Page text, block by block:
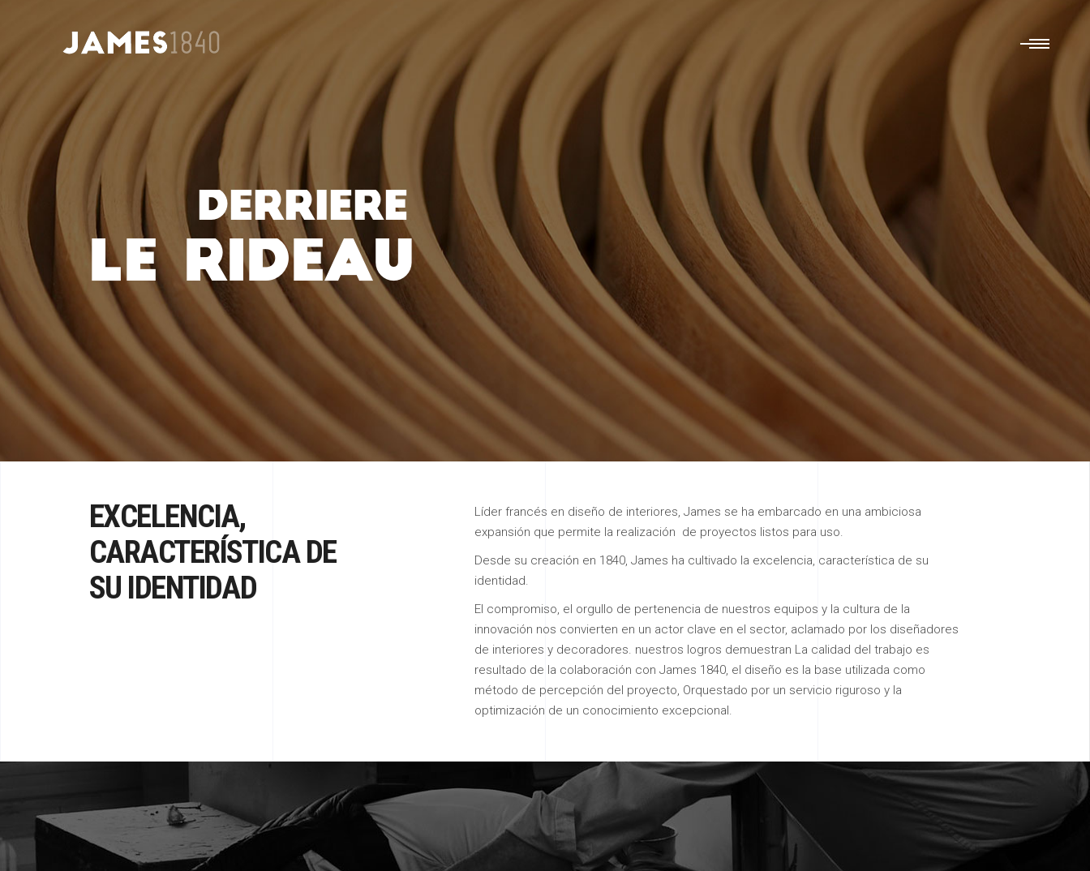
DERRIERE
LE RIDEAU
EXCELENCIA,
CARACTERÍSTICA DE
SU IDENTIDAD
Líder francés en diseño de interiores, James se ha embarcado en una ambiciosa
expansión que permite la realización de proyectos listos para uso.
Desde su creación en 1840, James ha cultivado la excelencia, característica de su
identidad.
El compromiso, el orgullo de pertenencia de nuestros equipos y la cultura de la
innovación nos convierten en un actor clave en el sector, aclamado por los diseñadores
de interiores y decoradores. nuestros logros demuestran La calidad del trabajo es
resultado de la colaboración con James 1840, el diseño es la base utilizada como
método de percepción del proyecto, Orquestado por un servicio riguroso y la
optimización de un conocimiento excepcional.